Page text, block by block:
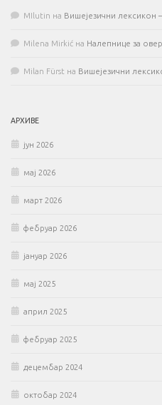
MIlutin на Вишејезични лексикон
Milena Mirkić на Налепнице за
Milan Fürst на Вишејезични
АРХИВЕ
јун 2026
мај 2026
март 2026
фебруар 2026
јануар 2026
мај 2025
април 2025
фебруар 2025
децембар 2024
октобар 2024